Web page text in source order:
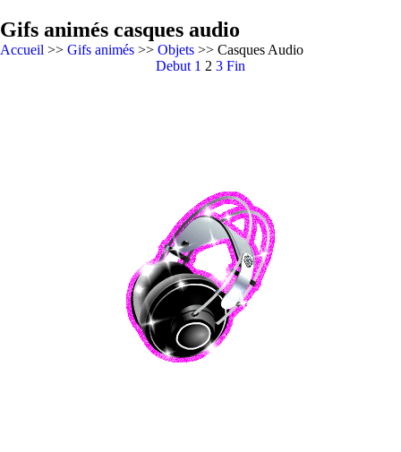
Gifs animés casques audio
Accueil >> Gifs animés >> Objets >> Casques Audio
Debut 1 2 3 Fin